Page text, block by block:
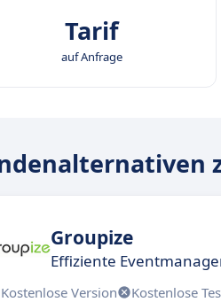
Tarif
auf Anfrage
Groupize
Effiziente
Kostenlose Version Kostenlose